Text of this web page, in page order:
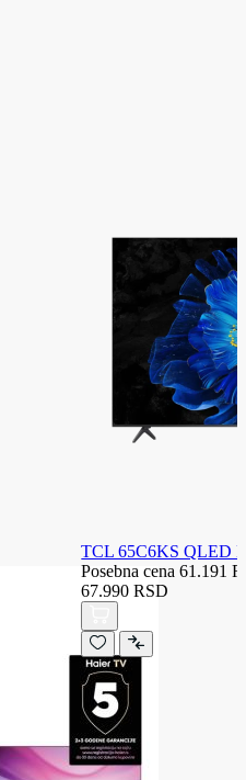
TCL 65C6KS QLED
Posebna cena 61.191
67.990 RSD